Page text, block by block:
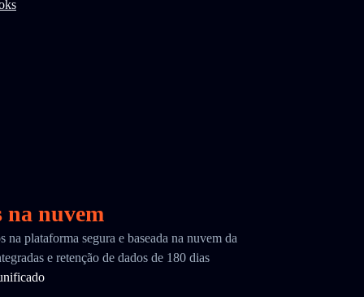
na nuvem
na plataforma segura e baseada na nuvem da
e retenção de dados de 180 dias